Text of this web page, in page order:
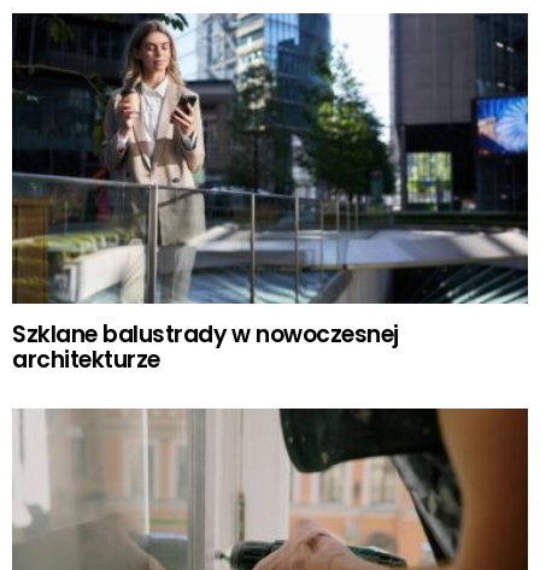
Szklane balustrady w nowoczesnej
architekturze